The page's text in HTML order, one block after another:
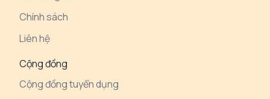
Chính sách
Liên hệ
Cộng đồng
Cộng đồng tuyển dụng